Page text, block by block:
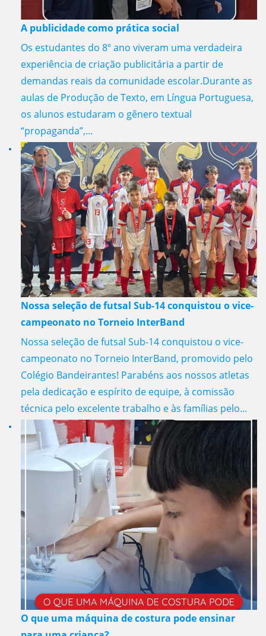
A publicidade como prática social
Os estudantes do 8º ano viveram uma verdadeira
experiência de criação publicitária a partir de
demandas reais da comunidade escolar.Durante as
aulas de Produção de Texto, em Língua Portuguesa,
os alunos estudaram o gênero textual
“propaganda”,...
Nossa seleção de futsal Sub-14 conquistou o vice-
campeonato no Torneio InterBand
Nossa seleção de futsal Sub-14 conquistou o vice-
campeonato no Torneio InterBand, promovido pelo
Colégio Bandeirantes! Parabéns aos nossos atletas
pela dedicação e espírito de equipe, à comissão
técnica pelo excelente trabalho e às famílias pelo...
O que uma máquina de costura pode ensinar